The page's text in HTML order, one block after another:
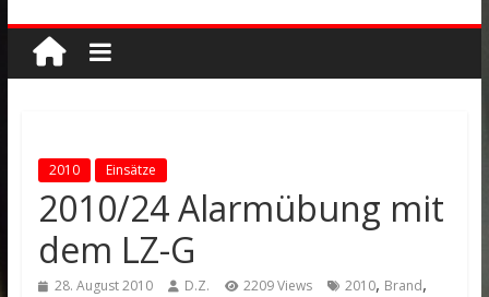
2010 Einsätze
2010/24 Alarmübung mit
dem LZ-G
28. August 2010 D.Z. 2209 Views 2010, Brand,